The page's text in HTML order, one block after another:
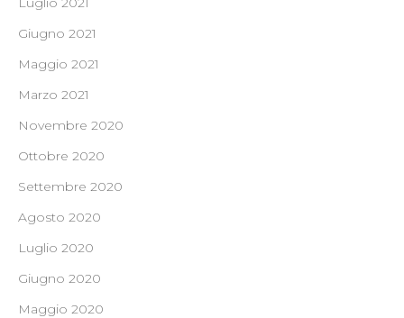
Giugno 2021
Maggio 2021
Marzo 2021
Novembre 2020
Ottobre 2020
Settembre 2020
Agosto 2020
Luglio 2020
Giugno 2020
Maggio 2020